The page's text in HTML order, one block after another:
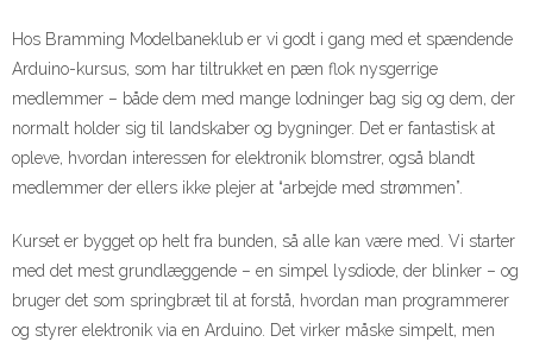
Hos Bramming Modelbaneklub er vi godt i gang med et spændende
Arduino-kursus, som har tiltrukket en pæn flok nysgerrige
medlemmer – både dem med mange lodninger bag sig og dem, der
normalt holder sig til landskaber og bygninger. Det er fantastisk at
opleve, hvordan interessen for elektronik blomstrer, også blandt
medlemmer der ellers ikke plejer at “arbejde med strømmen”.
Kurset er bygget op helt fra bunden, så alle kan være med. Vi starter
med det mest grundlæggende – en simpel lysdiode, der blinker – og
bruger det som springbræt til at forstå, hvordan man programmerer
og styrer elektronik via en Arduino. Det virker måske simpelt, men